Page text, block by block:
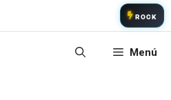
ROCK
Menú